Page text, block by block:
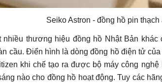
Seiko Astron - đồng hồ pin
nhiều thương hiệu đồng hồ Nhật Bản
cầu. Điển hình là dòng đồng hồ điện tử
khi chế tạo ra được bộ máy công
nào cho đồng hồ hoạt động. Tuy các